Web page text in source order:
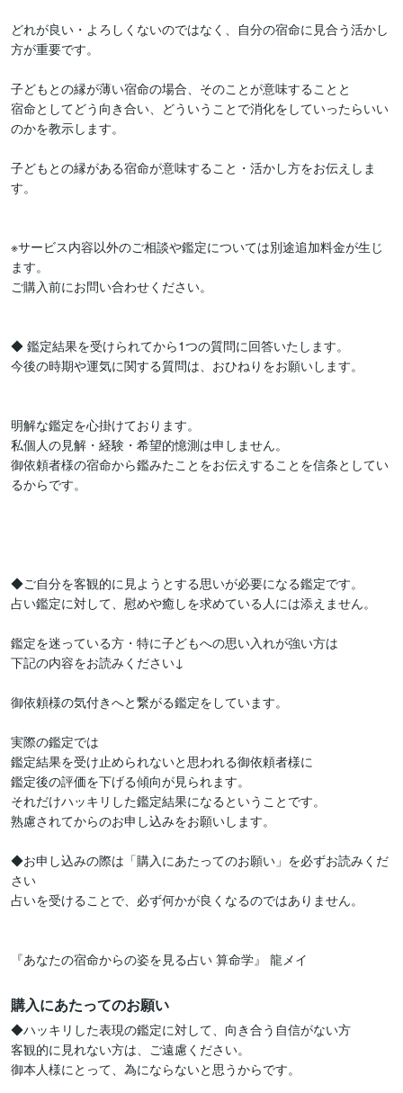
どれが良い・よろしくないのではなく、自分の宿命に見合う活かし
方が重要です。
子どもとの縁が薄い宿命の場合、そのことが意味することと
宿命としてどう向き合い、どういうことで消化をしていったらいい
のかを教示します。
子どもとの縁がある宿命が意味すること・活かし方をお伝えしま
す。
※サービス内容以外のご相談や鑑定については別途追加料金が生じ
ます。
ご購入前にお問い合わせください。
◆ 鑑定結果を受けられてから1つの質問に回答いたします。
今後の時期や運気に関する質問は、おひねりをお願いします。
明解な鑑定を心掛けております。
私個人の見解・経験・希望的憶測は申しません。
御依頼者様の宿命から鑑みたことをお伝えすることを信条としてい
るからです。
◆ご自分を客観的に見ようとする思いが必要になる鑑定です。
占い鑑定に対して、慰めや癒しを求めている人には添えません。
鑑定を迷っている方・特に子どもへの思い入れが強い方は
下記の内容をお読みください↓
御依頼様の気付きへと繋がる鑑定をしています。
実際の鑑定では
鑑定結果を受け止められないと思われる御依頼者様に
鑑定後の評価を下げる傾向が見られます。
それだけハッキリした鑑定結果になるということです。
熟慮されてからのお申し込みをお願いします。
◆お申し込みの際は「購入にあたってのお願い」を必ずお読みくだ
さい
占いを受けることで、必ず何かが良くなるのではありません。
『あなたの宿命からの姿を見る占い 算命学』 龍メイ
購入にあたってのお願い
◆ハッキリした表現の鑑定に対して、向き合う自信がない方
客観的に見れない方は、ご遠慮ください。
御本人様にとって、為にならないと思うからです。